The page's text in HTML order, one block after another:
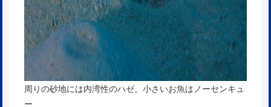
周りの砂地には内湾性のハゼ。小さいお魚はノーセンキュ
ー